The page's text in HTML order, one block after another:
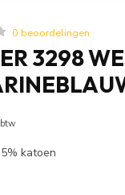
0 beoordelingen
3298
katoen